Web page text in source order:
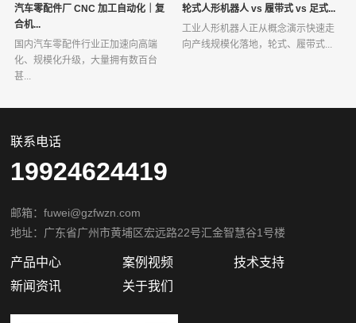
汽车零配件厂 CNC 加工自动化｜复
合机...
国内汽车零配件行业正加速向高端
化、规模化升级，大量拥有数百台
甚...
轮式人形机器人 vs 履带式 vs 足式...
工业人形机器人正从概念演示快速走
向产线规模化落地，轮式、履带式...
联系电话
19924624419
邮箱：fuwei@gzfwzn.com
地址：广东省广州市黄埔区宏远路22号汇金智慧谷1号楼
产品中心 案例视频
技术支持
新闻资讯
关于我们